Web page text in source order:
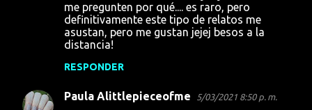
me pregunten por qué.... es raro, pero
definitivamente este tipo de relatos me
asustan, pero me gustan jejej besos a la
distancia!
RESPONDER
Paula Alittlepieceofme 5/03/2021 8:50 p. m.